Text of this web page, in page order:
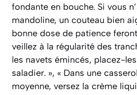
fondante en bouche. Si vous
mandoline, un couteau bien
bonne dose de patience
veillez à la régularité des
les navets émincés, placez-
saladier. », « Dans une
moyenne, versez la crème